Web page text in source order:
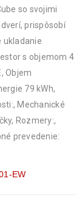
so svojimi
prispôsobí
ukladanie
s objemom 4
Objem
79 kWh,
Mechanické
Rozmery:,
prevedenie:
EW